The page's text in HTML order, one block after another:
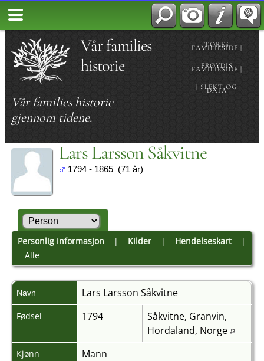
Vår families
historie
Vår families historie
gjennom tidene.
TORES
FAMILIESIDE |
FRØYDIS
FAMILIESIDE |
| SLEKT OG
DATA
Lars Larsson Såkvitne
1794 - 1865 (71 år)
Personlig informasjon | Kilder| Hendelseskart|
Alle
Navn Lars Larsson Såkvitne
Fødsel 1794
Såkvitne, Granvin,
Hordaland, Norge
Kjønn Mann